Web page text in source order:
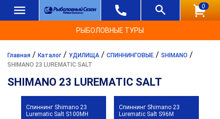
0
РЫБОЛОВНЫЕ ТУРЫ
Главная / Каталог / УДИЛИЩА / СПИННИНГОВЫЕ / SHIMANO /
SHIMANO 23 LUREMATIC SALT
SHIMANO 23 LUREMATIC SALT
Спиннинг Shimano 23
Lurematic Salt S100MH
Спиннинг Shimano 23
Lurematic Salt S96M